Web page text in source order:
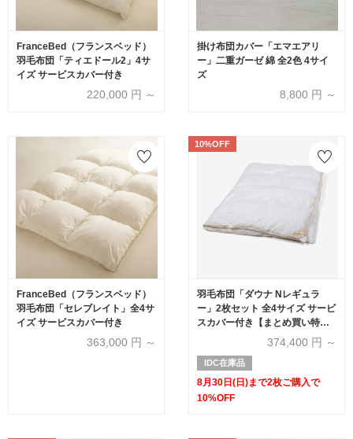
FranceBed（フランスベッド）
羽毛布団「ティエドール2」4サ
イズ サービスカバー付き
220,000 円 ～
掛け布団カバー「エマエアリ
ー」二重ガーゼ 綿 全2色 4サイ
ズ
8,800 円 ～
FranceBed（フランスベッド）
羽毛布団「セレブレイト」全4サ
イズ サービスカバー付き
363,000 円 ～
10%OFF
羽毛布団「ダウナ Nレギュラ
ー」2枚セット 全4サイズ サービ
スカバー付き【まとめ買い特典
2枚ご購入で10%OFF】
374,400 円 ～
IDC在庫品
8月30日(日)まで2枚ご購入で
10%OFF